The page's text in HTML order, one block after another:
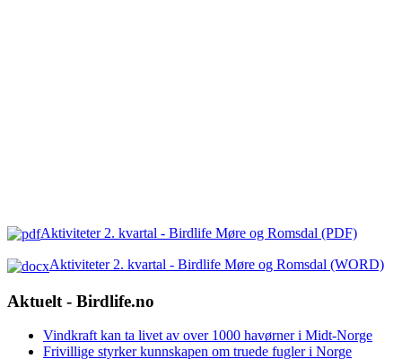
Aktiviteter 2. kvartal - Birdlife Møre og Romsdal (PDF)
Aktiviteter 2. kvartal - Birdlife Møre og Romsdal (WORD)
Aktuelt - Birdlife.no
Vindkraft kan ta livet av over 1000 havørner i Midt-Norge
Frivillige styrker kunnskapen om truede fugler i Norge